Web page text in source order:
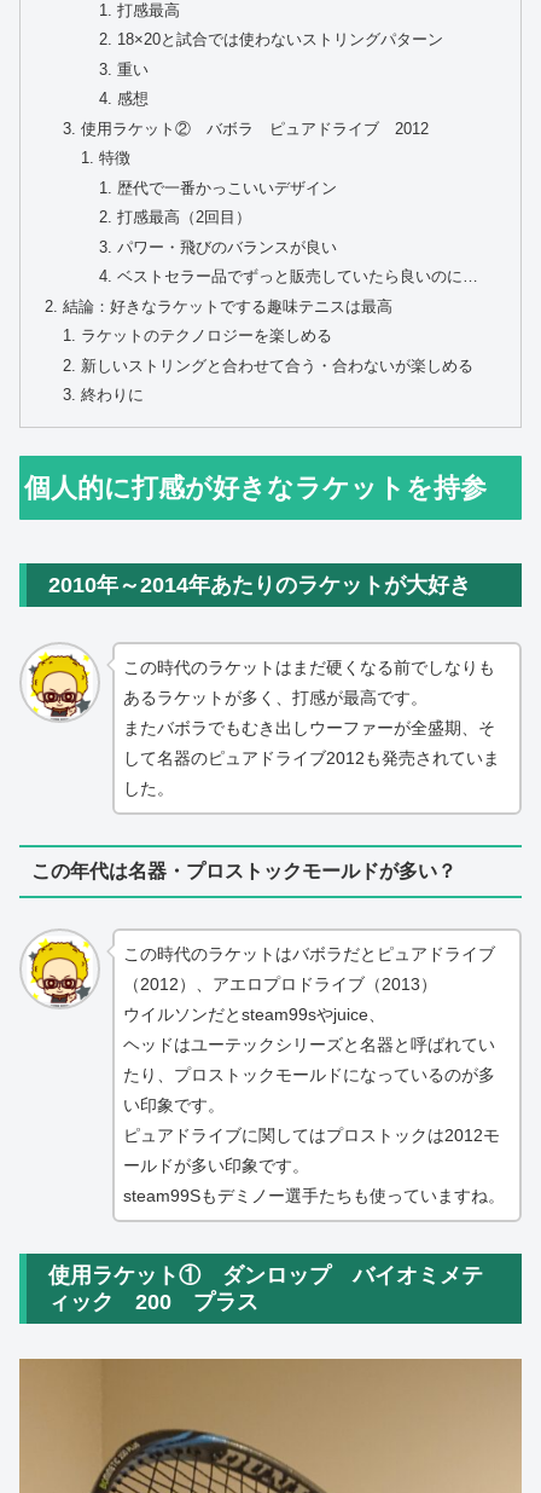
打感最高
18×20と試合では使わないストリングパターン
重い
感想
使用ラケット② バボラ ピュアドライブ 2012
特徴
歴代で一番かっこいいデザイン
打感最高（2回目）
パワー・飛びのバランスが良い
ベストセラー品でずっと販売していたら良いのに…
結論：好きなラケットでする趣味テニスは最高
ラケットのテクノロジーを楽しめる
新しいストリングと合わせて合う・合わないが楽しめる
終わりに
個人的に打感が好きなラケットを持参
2010年～2014年あたりのラケットが大好き
この時代のラケットはまだ硬くなる前でしなりも
あるラケットが多く、打感が最高です。
またバボラでもむき出しウーファーが全盛期、そ
して名器のピュアドライブ2012も発売されていま
した。
この年代は名器・プロストックモールドが多い？
この時代のラケットはバボラだとピュアドライブ
（2012）、アエロプロドライブ（2013）
ウイルソンだとsteam99sやjuice、
ヘッドはユーテックシリーズと名器と呼ばれてい
たり、プロストックモールドになっているのが多
い印象です。
ピュアドライブに関してはプロストックは2012モ
ールドが多い印象です。
steam99Sもデミノー選手たちも使っていますね。
使用ラケット① ダンロップ バイオミメテ
ィック 200 プラス